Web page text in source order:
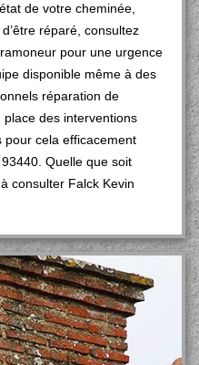
de votre cheminée,
réparé, consultez
pour une urgence
disponible même à des
réparation de
des interventions
pour cela efficacement
Quelle que soit
consulter Falck Kevin